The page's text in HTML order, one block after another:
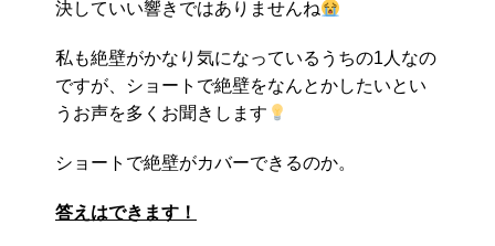
決していい響きではありませんね
私も絶壁がかなり気になっているうちの1人なの
ですが、ショートで絶壁をなんとかしたいとい
うお声を多くお聞きします
ショートで絶壁がカバーできるのか。
答えはできます！